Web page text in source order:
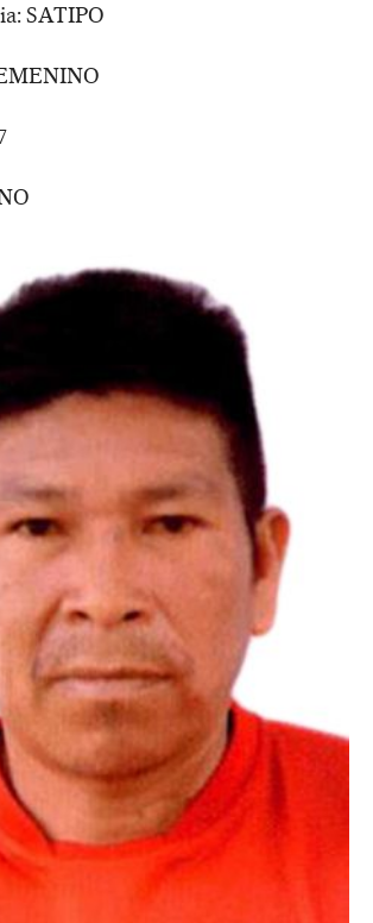
SATIPO